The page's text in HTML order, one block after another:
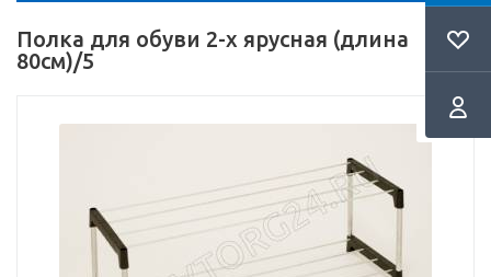
Полка для обуви 2-х ярусная (длина
80см)/5